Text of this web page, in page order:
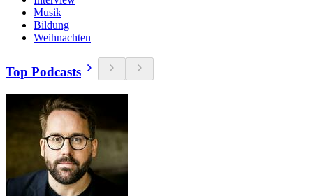
Musik
Bildung
Weihnachten
Top Podcasts